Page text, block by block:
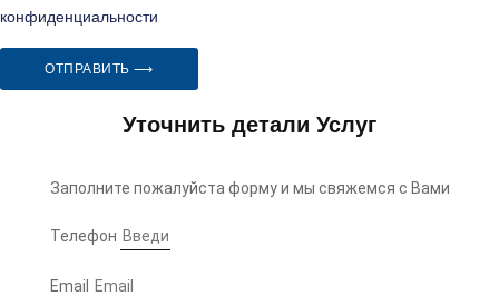
конфиденциальности
ОТПРАВИТЬ ⟶
Уточнить детали Услуг
Заполните пожалуйста форму и мы свяжемся с Вами
Телефон
Email